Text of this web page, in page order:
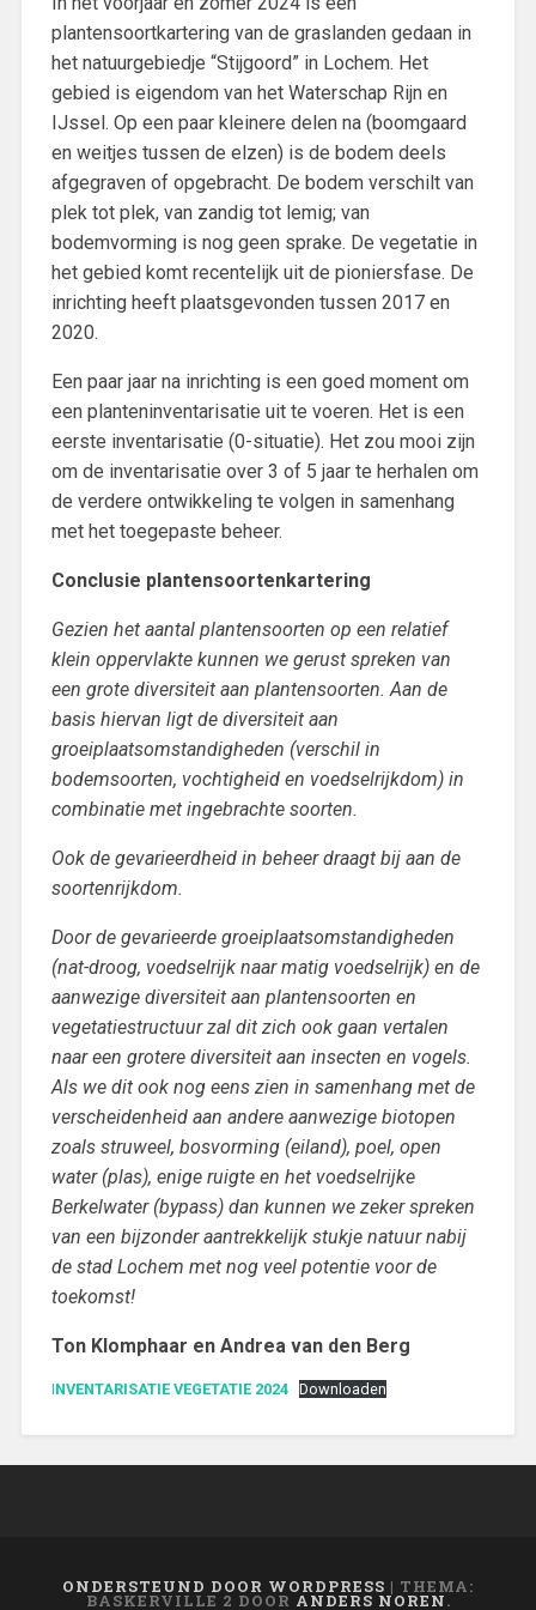
plantensoortkartering van de graslanden gedaan in
het natuurgebiedje “Stijgoord” in Lochem. Het
gebied is eigendom van het Waterschap Rijn en
IJssel. Op een paar kleinere delen na (boomgaard
en weitjes tussen de elzen) is de bodem deels
afgegraven of opgebracht. De bodem verschilt van
plek tot plek, van zandig tot lemig; van
bodemvorming is nog geen sprake. De vegetatie in
het gebied komt recentelijk uit de pioniersfase. De
inrichting heeft plaatsgevonden tussen 2017 en
2020.
Een paar jaar na inrichting is een goed moment om
een planteninventarisatie uit te voeren. Het is een
eerste inventarisatie (0-situatie). Het zou mooi zijn
om de inventarisatie over 3 of 5 jaar te herhalen om
de verdere ontwikkeling te volgen in samenhang
met het toegepaste beheer.
Conclusie plantensoortenkartering
Gezien het aantal plantensoorten op een relatief
klein oppervlakte kunnen we gerust spreken van
een grote diversiteit aan plantensoorten. Aan de
basis hiervan ligt de diversiteit aan
groeiplaatsomstandigheden (verschil in
bodemsoorten, vochtigheid en voedselrijkdom) in
combinatie met ingebrachte soorten.
Ook de gevarieerdheid in beheer draagt bij aan de
soortenrijkdom.
Door de gevarieerde groeiplaatsomstandigheden
(nat-droog, voedselrijk naar matig voedselrijk) en de
aanwezige diversiteit aan plantensoorten en
vegetatiestructuur zal dit zich ook gaan vertalen
naar een grotere diversiteit aan insecten en vogels.
Als we dit ook nog eens zien in samenhang met de
verscheidenheid aan andere aanwezige biotopen
zoals struweel, bosvorming (eiland), poel, open
water (plas), enige ruigte en het voedselrijke
Berkelwater (bypass) dan kunnen we zeker spreken
van een bijzonder aantrekkelijk stukje natuur nabij
de stad Lochem met nog veel potentie voor de
toekomst!
Ton Klomphaar en Andrea van den Berg
INVENTARISATIE VEGETATIE 2024 Downloaden
ONDERSTEUND DOOR WORDPRESS | THEMA:
BASKERVILLE 2 DOOR ANDERS NOREN.